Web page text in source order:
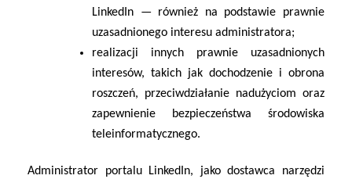
LinkedIn — również na podstawie prawnie
uzasadnionego interesu administratora;
realizacji innych prawnie uzasadnionych
interesów, takich jak dochodzenie i obrona
roszczeń, przeciwdziałanie nadużyciom oraz
zapewnienie bezpieczeństwa środowiska
teleinformatycznego.
Administrator portalu LinkedIn, jako dostawca narzędzi